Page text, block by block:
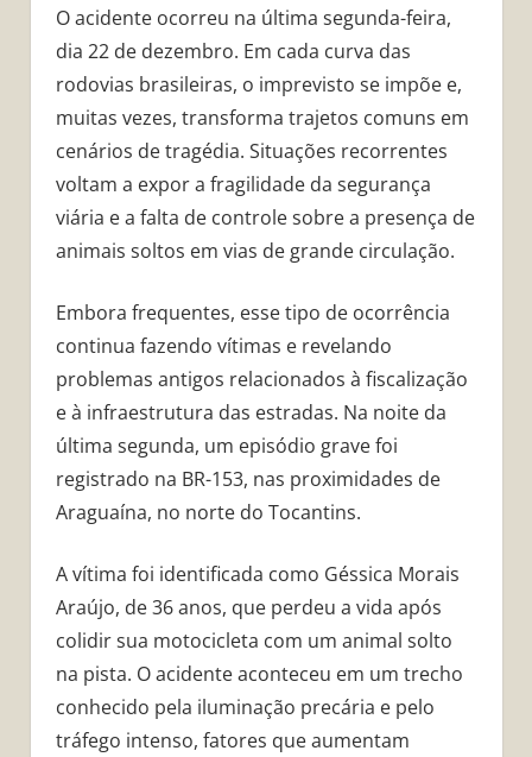
O acidente ocorreu na última segunda-feira,
dia 22 de dezembro. Em cada curva das
rodovias brasileiras, o imprevisto se impõe e,
muitas vezes, transforma trajetos comuns em
cenários de tragédia. Situações recorrentes
voltam a expor a fragilidade da segurança
viária e a falta de controle sobre a presença de
animais soltos em vias de grande circulação.
Embora frequentes, esse tipo de ocorrência
continua fazendo vítimas e revelando
problemas antigos relacionados à fiscalização
e à infraestrutura das estradas. Na noite da
última segunda, um episódio grave foi
registrado na BR-153, nas proximidades de
Araguaína, no norte do Tocantins.
A vítima foi identificada como Géssica Morais
Araújo, de 36 anos, que perdeu a vida após
colidir sua motocicleta com um animal solto
na pista. O acidente aconteceu em um trecho
conhecido pela iluminação precária e pelo
tráfego intenso, fatores que aumentam